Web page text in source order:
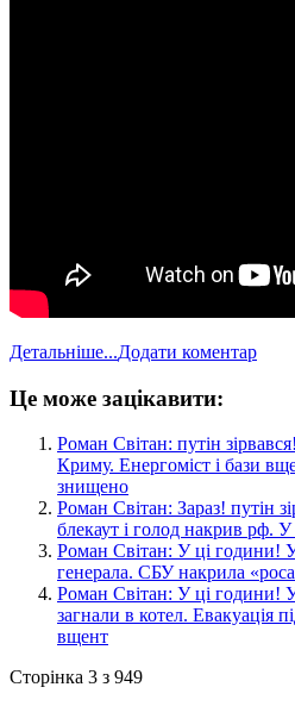
Детальніше...Додати коментар
Це може зацікавити:
​Роман Світан: путін
Криму. Енергоміст і бази
знищено
​Роман Світан: Зараз! путін
блекаут і голод накрив рф.
​Роман Світан: У ці години!
генерала. СБУ накрила
​Роман Світан: У ці години!
загнали в котел. Евакуація
вщент
Сторінка 3 з 949